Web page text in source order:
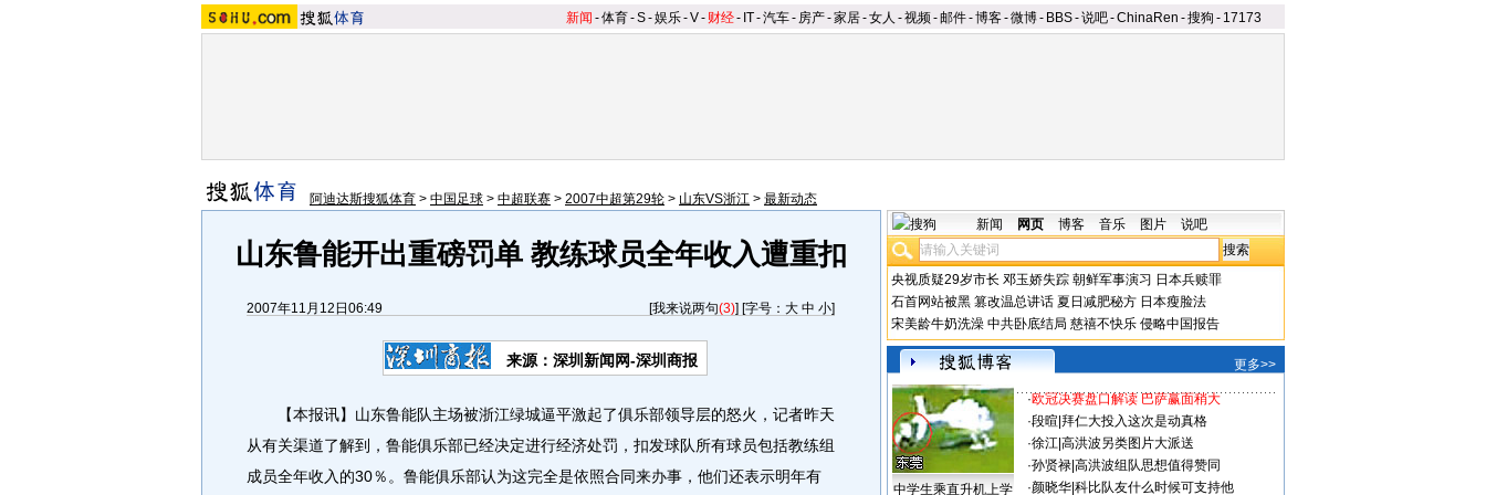
新闻 -体育-S-娱乐-V- 财经- IT-汽车- 房产-家居-女人 -视频-邮件-博客-微博- BBS-说吧-ChinaRen -搜狗 - 17173
阿迪达斯搜狐体育 > 中国足球 > 中超联赛 > 2007中超第29轮 > 山东VS浙江 > 最新动态
山东鲁能开出重磅罚单 教练球员全年收入遭重扣
2007年11月12日06:49 [我来说两句(3)] [字号： 大 中 小]
来源：深圳新闻网-深圳商报
【本报讯】山东鲁能队主场被浙江绿城逼平激起了俱乐部领导层的怒火，记者昨天
从有关渠道了解到，鲁能俱乐部已经决定进行经济处罚，扣发球队所有球员包括教练组
成员全年收入的30％。鲁能俱乐部认为这完全是依照合同来办事，他们还表示明年有
新闻 网页 博客 音乐 图片 说吧
央视质疑29岁市长 邓玉娇失踪 朝鲜军事演习 日本兵赎罪
石首网站被黑 篡改温总讲话 夏日减肥秘方 日本瘦脸法
宋美龄牛奶洗澡 中共卧底结局 慈禧不快乐 侵略中国报告
更多>>
中学生乘直升机上学
·欧冠决赛盘口解读 巴萨赢面稍大
·段暄 拜仁大投入这次是动真格
·徐江| 高洪波另类图片大派送
·孙贤禄| 高洪波组队思想值得赞同
·颜晓华| 科比队友什么时候可支持他